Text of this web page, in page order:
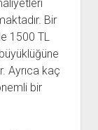
Bir
1500 TL
Ayrıca kaç
bir